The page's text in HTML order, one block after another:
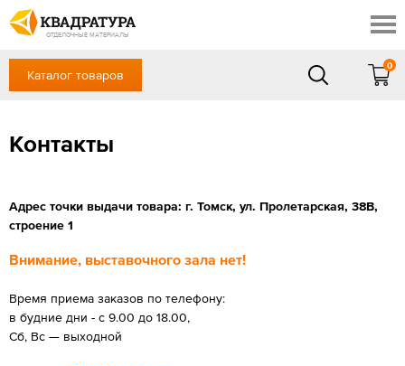
ОТДЕЛОЧНЫЕ МАТЕРИАЛЫ
Профи
Доставка и оплата
Готовые решения
Акции
Отзывы
+7 (3822) 48-94-10
ЗАКАЗАТЬ ЗВОНОК
Каталог товаров
0
Контакты
Адрес точки выдачи товара: г. Томск, ул. Пролетарская, 38В,
строение 1
Внимание, выставочного зала нет!
Время приема заказов по телефону:
в будние дни - с 9.00 до 18.00,
Сб, Вс — выходной